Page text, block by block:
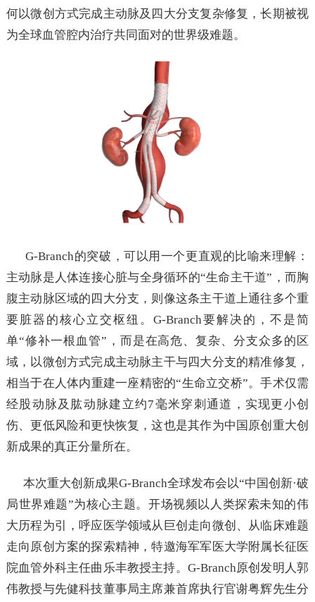
何以微创方式完成主动脉及四大分支复杂修复，长期被视
为全球血管腔内治疗共同面对的世界级难题。
G-Branch的突破，可以用一个更直观的比喻来理解：
主动脉是人体连接心脏与全身循环的“生命主干道”，而胸
腹主动脉区域的四大分支，则像这条主干道上通往多个重
要脏器的核心立交枢纽。G-Branch要解决的，不是简
单“修补一根血管”，而是在高危、复杂、分支众多的区
域，以微创方式完成主动脉主干与四大分支的精准修复，
相当于在人体内重建一座精密的“生命立交桥”。手术仅需
经股动脉及肱动脉建立约7毫米穿刺通道，实现更小创
伤、更低风险和更快恢复，这也是其作为中国原创重大创
新成果的真正分量所在。
本次重大创新成果G-Branch全球发布会以“中国创新·破
局世界难题”为核心主题。开场视频以人类探索未知的伟
大历程为引，呼应医学领域从巨创走向微创、从临床难题
走向原创方案的探索精神，特邀海军军医大学附属长征医
院血管外科主任曲乐丰教授主持。G-Branch原创发明人郭
伟教授与先健科技董事局主席兼首席执行官谢粤辉先生分